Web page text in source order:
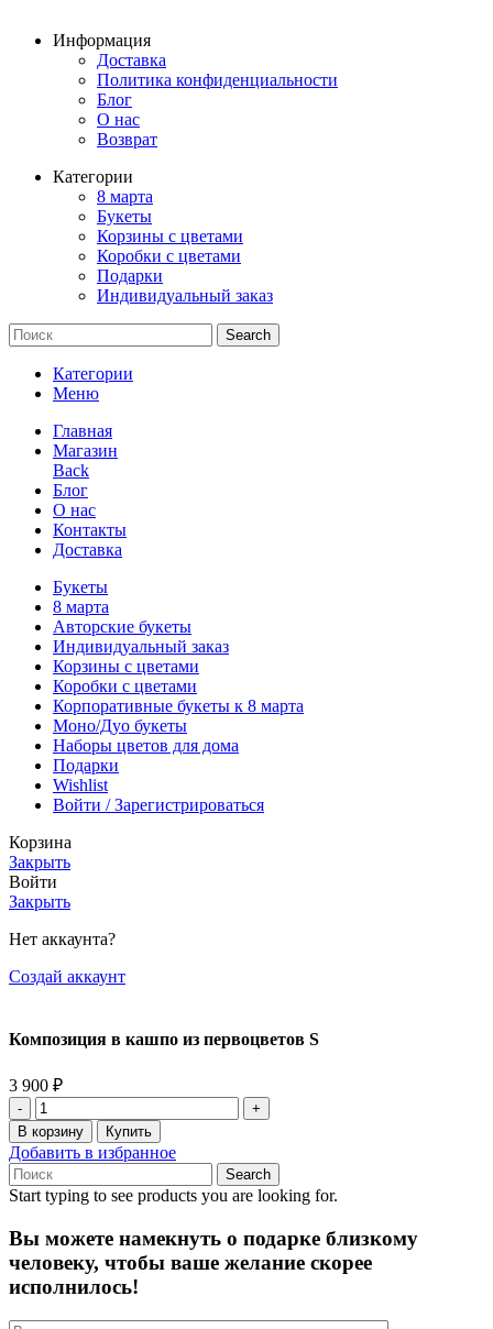
Информация
Доставка
Политика конфиденциальности
Блог
О нас
Возврат
Категории
8 марта
Букеты
Корзины с цветами
Коробки с цветами
Подарки
Индивидуальный заказ
Search
Категории
Меню
Главная
Магазин
Back
Блог
О нас
Контакты
Доставка
Букеты
8 марта
Авторские букеты
Индивидуальный заказ
Корзины с цветами
Коробки с цветами
Корпоративные букеты к 8 марта
Моно/Дуо букеты
Наборы цветов для дома
Подарки
Wishlist
Войти / Зарегистрироваться
Корзина
Закрыть
Войти
Закрыть
Нет аккаунта?
Создай аккаунт
Композиция в кашпо из первоцветов S
3 900 ₽
Количество
товара
Композиция
в
кашпо
из
S
В корзину Купить
Добавить в избранное
Search
Start typing to see products you are looking for.
Вы можете намекнуть о подарке близкому
человеку, чтобы ваше желание скорее
исполнилось!